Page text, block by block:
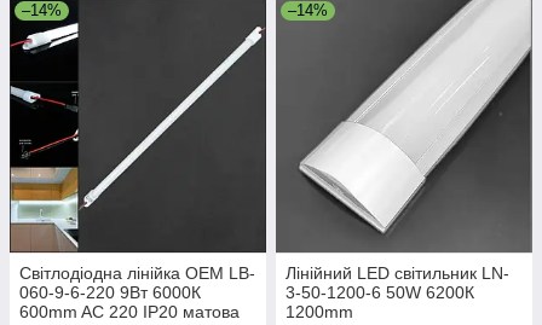
–14%
Світлодіодна лінійка OEM LB-
060-9-6-220 9Вт 6000К
600mm AC 220 IP20 матова
–14%
Лінійний LED світильник LN-
3-50-1200-6 50W 6200К
1200mm